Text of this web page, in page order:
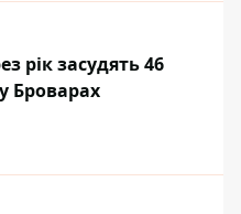
рік засудять 46
Броварах